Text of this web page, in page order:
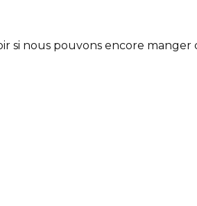
si nous pouvons encore